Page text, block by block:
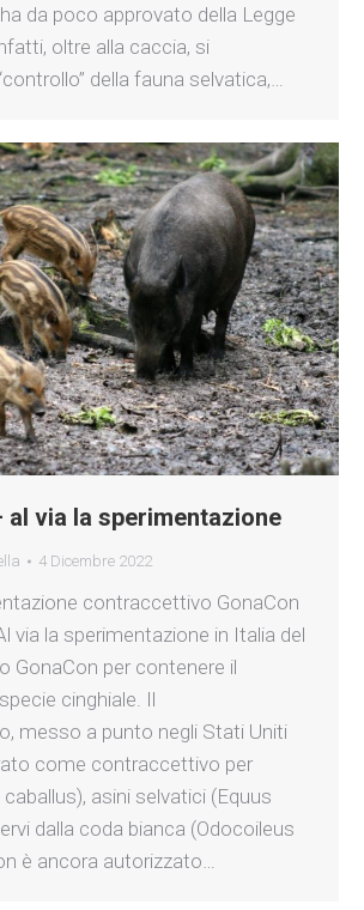
da poco approvato della Legge
oltre alla caccia, si
della fauna selvatica,…
al via la sperimentazione
4 Dicembre 2022
contraccettivo GonaCon
via la sperimentazione in Italia del
GonaCon per contenere il
cinghiale. Il
messo a punto negli Stati Uniti
come contraccettivo per
asini selvatici (Equus
dalla coda bianca (Odocoileus
è ancora autorizzato…